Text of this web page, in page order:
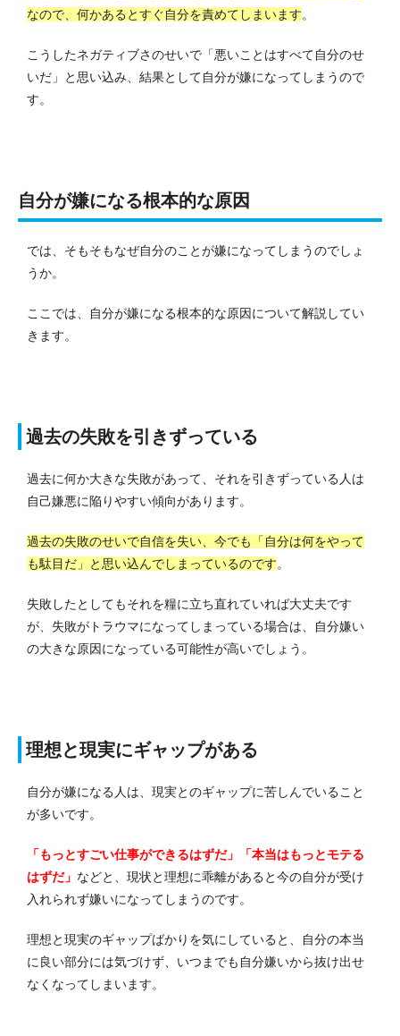
なので、何かあるとすぐ自分を責めてしまいます。
こうしたネガティブさのせいで「悪いことはすべて自分のせ
いだ」と思い込み、結果として自分が嫌になってしまうので
す。
自分が嫌になる根本的な原因
では、そもそもなぜ自分のことが嫌になってしまうのでしょ
うか。
ここでは、自分が嫌になる根本的な原因について解説してい
きます。
過去の失敗を引きずっている
過去に何か大きな失敗があって、それを引きずっている人は
自己嫌悪に陥りやすい傾向があります。
過去の失敗のせいで自信を失い、今でも「自分は何をやって
も駄目だ」と思い込んでしまっているのです。
失敗したとしてもそれを糧に立ち直れていれば大丈夫です
が、失敗がトラウマになってしまっている場合は、自分嫌い
の大きな原因になっている可能性が高いでしょう。
理想と現実にギャップがある
自分が嫌になる人は、現実とのギャップに苦しんでいること
が多いです。
「もっとすごい仕事ができるはずだ」「本当はもっとモテる
はずだ」 などと、現状と理想に乖離があると今の自分が受け
入れられず嫌いになってしまうのです。
理想と現実のギャップばかりを気にしていると、自分の本当
に良い部分には気づけず、いつまでも自分嫌いから抜け出せ
なくなってしまいます。